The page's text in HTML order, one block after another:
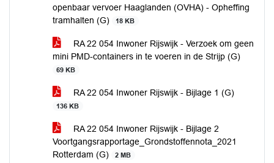
openbaar vervoer Haaglanden (OVHA) - Opheffing
tramhalten (G)
18 KB
RA 22 054 Inwoner Rijswijk - Verzoek om geen
mini PMD-containers in te voeren in de Strijp (G)
69 KB
RA 22 054 Inwoner Rijswijk - Bijlage 1 (G)
136 KB
RA 22 054 Inwoner Rijswijk - Bijlage 2
Voortgangsrapportage_Grondstoffennota_2021
Rotterdam (G)
2 MB